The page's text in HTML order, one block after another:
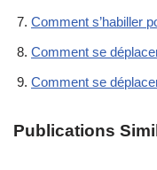
Comment s’habiller
Comment se
Comment se
Publications